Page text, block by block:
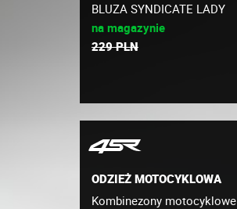
BLUZA SYNDICATE LADY
na magazynie
229 PLN
ODZIEŻ MOTOCYKLOWA
Kombinezony motocyklowe